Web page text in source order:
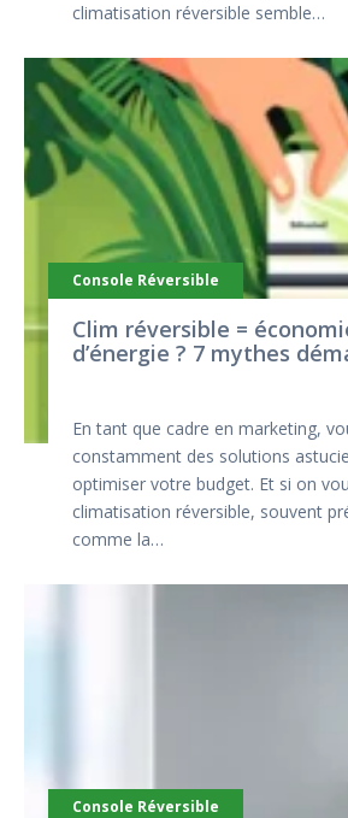
climatisation réversible semble…
Console Réversible
Clim réversible =
d’énergie ? 7 mythes
En tant que cadre en marketing,
constamment des solutions
optimiser votre budget. Et si on
climatisation réversible, souvent
comme la…
Console Réversible